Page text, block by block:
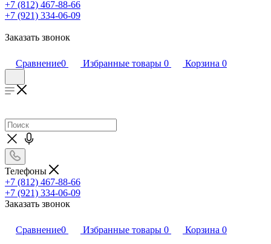
+7 (812) 467-88-66
+7 (921) 334-06-09
Заказать звонок
Сравнение0 Избранные товары 0 Корзина 0
Телефоны
+7 (812) 467-88-66
+7 (921) 334-06-09
Заказать звонок
Сравнение0 Избранные товары 0 Корзина 0